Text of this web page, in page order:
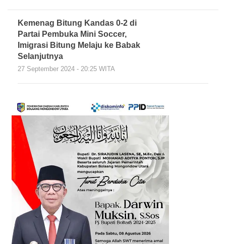
Kemenag Bitung Kandas 0-2 di
Partai Pembuka Mini Soccer,
Imigrasi Bitung Melaju ke Babak
Selanjutnya
27 September 2024 - 20:25 WITA